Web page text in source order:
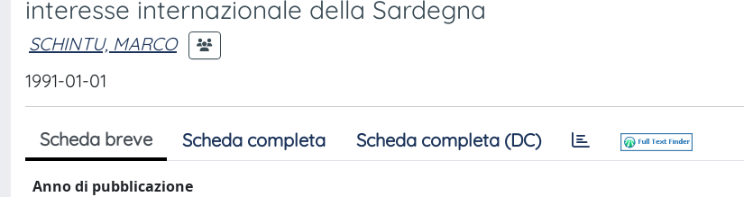
interesse internazionale della Sardegna
SCHINTU, MARCO
1991-01-01
Scheda breve Scheda completa Scheda completa (DC)
Anno di pubblicazione